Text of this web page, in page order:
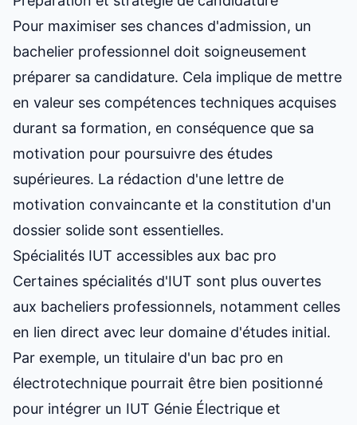
Pour maximiser ses chances d'admission, un
bachelier professionnel doit soigneusement
préparer sa candidature. Cela implique de mettre
en valeur ses compétences techniques acquises
durant sa formation, en conséquence que sa
motivation pour poursuivre des études
supérieures. La rédaction d'une lettre de
motivation convaincante et la constitution d'un
dossier solide sont essentielles.
Spécialités IUT accessibles aux bac pro
Certaines spécialités d'IUT sont plus ouvertes
aux bacheliers professionnels, notamment celles
en lien direct avec leur domaine d'études initial.
Par exemple, un titulaire d'un bac pro en
électrotechnique pourrait être bien positionné
pour intégrer un IUT Génie Électrique et